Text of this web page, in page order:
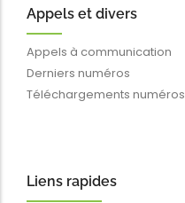
Appels et divers
Appels à communication
Derniers numéros
Téléchargements numéros
Liens rapides